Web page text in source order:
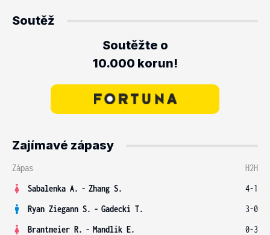
Soutěž
Soutěžte o
10.000 korun!
Zajímavé zápasy
Zápas
H2H
Sabalenka A. - Zhang S.
4-1
Ryan Ziegann S. - Gadecki T.
3-0
Brantmeier R. - Mandlik E.
0-3